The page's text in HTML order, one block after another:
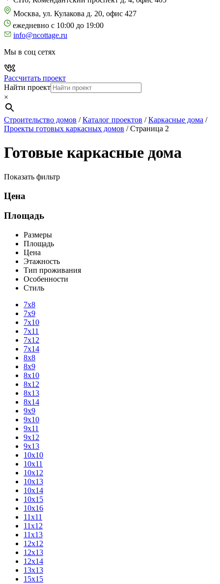
Москва, ул. Кулакова д. 20, офис 427
ежедневно с 10:00 до 19:00
info@ncottage.ru
Мы в соц сетях
Рассчитать проект
Найти проект
×
Строительство домов /Каталог проектов /Каркасные дома /
Проекты готовых каркасных домов /Страница 2
Готовые каркасные дома
Показать фильтр
Цена
Площадь
Размеры
Площадь
Цена
Этажность
Тип проживания
Особенности
Стиль
7х8
7х9
7х10
7х11
7х12
7х14
8х8
8х9
8х10
8х12
8х13
8х14
9х9
9х10
9х11
9х12
9х13
10х10
10х11
10х12
10х13
10х14
10х15
10х16
11х11
11х12
11х13
12х12
12х13
12х14
13х13
15х15